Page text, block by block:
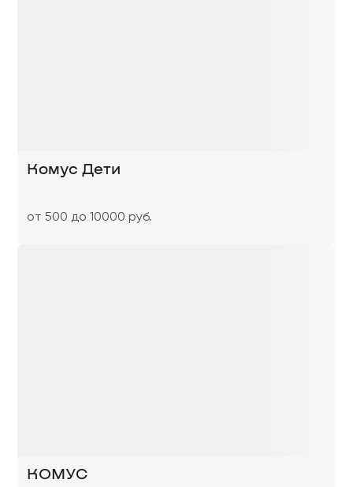
Комус Дети
от 500 до 10000 руб.
КОМУС